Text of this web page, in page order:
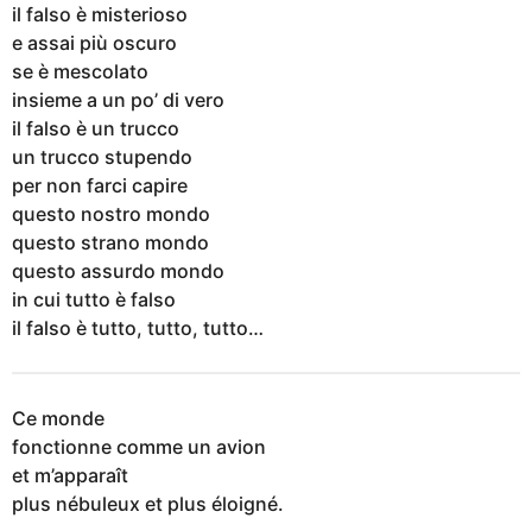
il falso è misterioso
e assai più oscuro
se è mescolato
insieme a un po’ di vero
il falso è un trucco
un trucco stupendo
per non farci capire
questo nostro mondo
questo strano mondo
questo assurdo mondo
in cui tutto è falso
il falso è tutto, tutto, tutto…
Ce monde
fonctionne comme un avion
et m’apparaît
plus nébuleux et plus éloigné.